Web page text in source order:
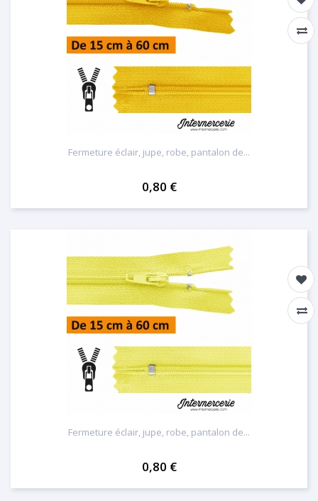
Fermeture éclair, jupe, robe, pantalon de...
0,80 €
Fermeture éclair, jupe, robe, pantalon de...
0,80 €